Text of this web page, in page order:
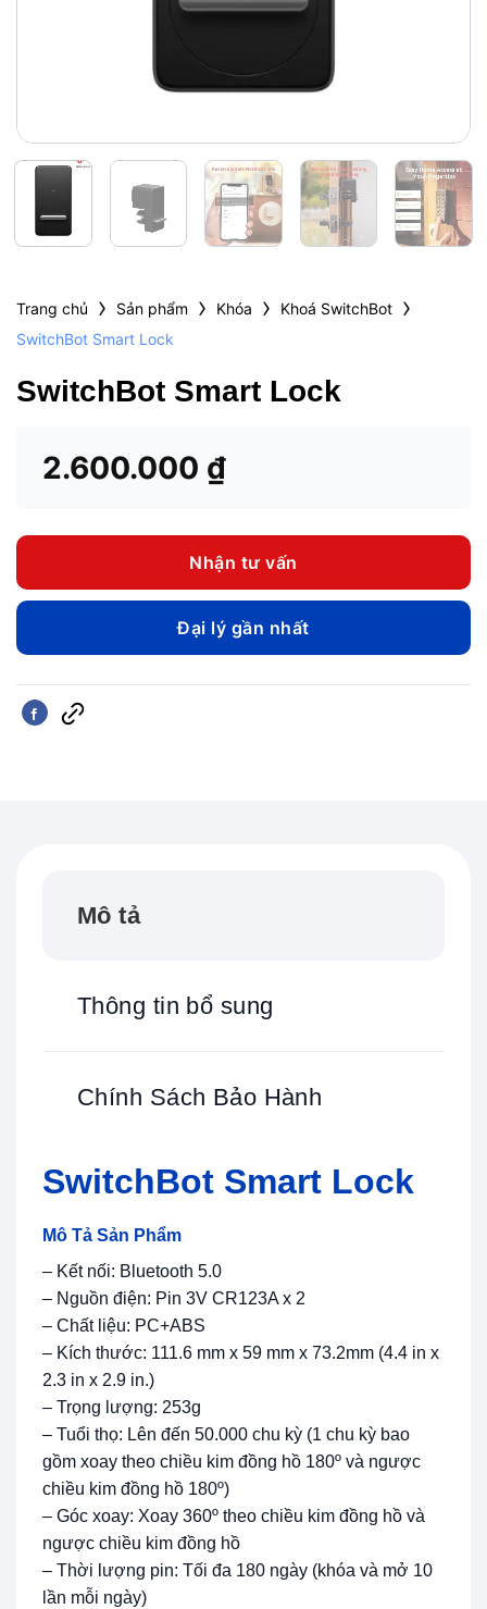
Trang chủ › Sản phẩm › Khóa › Khoá SwitchBot ›
SwitchBot Smart Lock
SwitchBot Smart Lock
2.600.000 ₫
Nhận tư vấn
Đại lý gần nhất
Mô tả
Thông tin bổ sung
Chính Sách Bảo Hành
SwitchBot Smart Lock
Mô Tả Sản Phẩm
– Kết nối: Bluetooth 5.0
– Nguồn điện: Pin 3V CR123A x 2
– Chất liệu: PC+ABS
– Kích thước: 111.6 mm x 59 mm x 73.2mm (4.4 in x
2.3 in x 2.9 in.)
– Trọng lượng: 253g
– Tuổi thọ: Lên đến 50.000 chu kỳ (1 chu kỳ bao
gồm xoay theo chiều kim đồng hồ 180º và ngược
chiều kim đồng hồ 180º)
– Góc xoay: Xoay 360º theo chiều kim đồng hồ và
ngược chiều kim đồng hồ
– Thời lượng pin: Tối đa 180 ngày (khóa và mở 10
lần mỗi ngày)